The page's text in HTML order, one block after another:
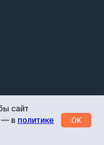
сайт
— в политике
OK